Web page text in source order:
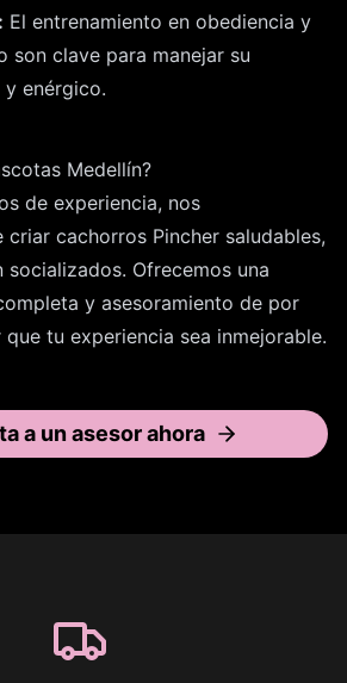
El entrenamiento en obediencia y
son clave para manejar su
enérgico.
Medellín?
de experiencia, nos
criar cachorros Pincher saludables,
Ofrecemos una
y asesoramiento de por
tu experiencia sea inmejorable.
a un asesor ahora